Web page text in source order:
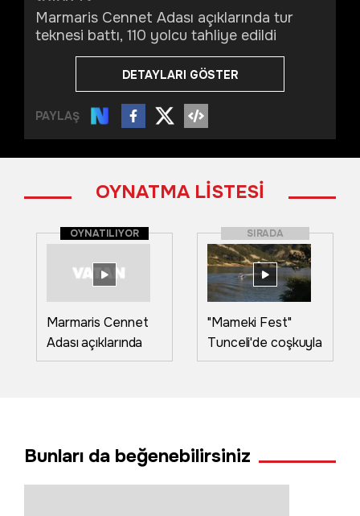
Marmaris Cennet Adası açıklarında tur
teknesi battı, 110 yolcu tahliye edildi
DETAYLARI GÖSTER
PAYLAŞ
OYNATMA LİSTESİ
OYNATILIYOR
Marmaris Cennet
Adası açıklarında
tur teknesi battı,
SIRADA
"Mameki Fest"
Tunceli'de coşkuyla
başladı
Bunları da beğenebilirsiniz